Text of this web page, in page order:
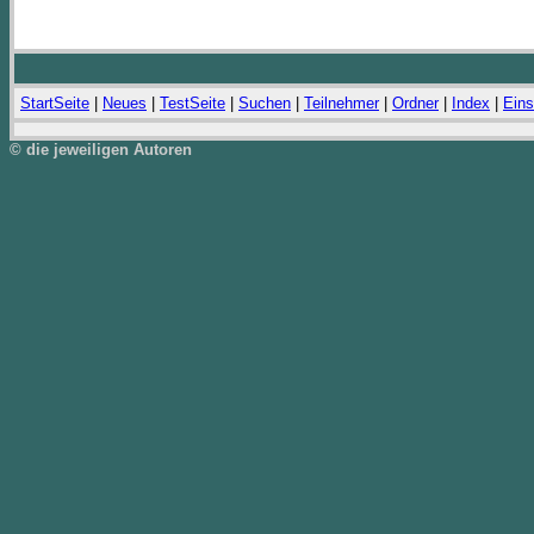
StartSeite Neues TestSeite Suchen Teilnehmer| Ordner| Index
© die jeweiligen Autoren